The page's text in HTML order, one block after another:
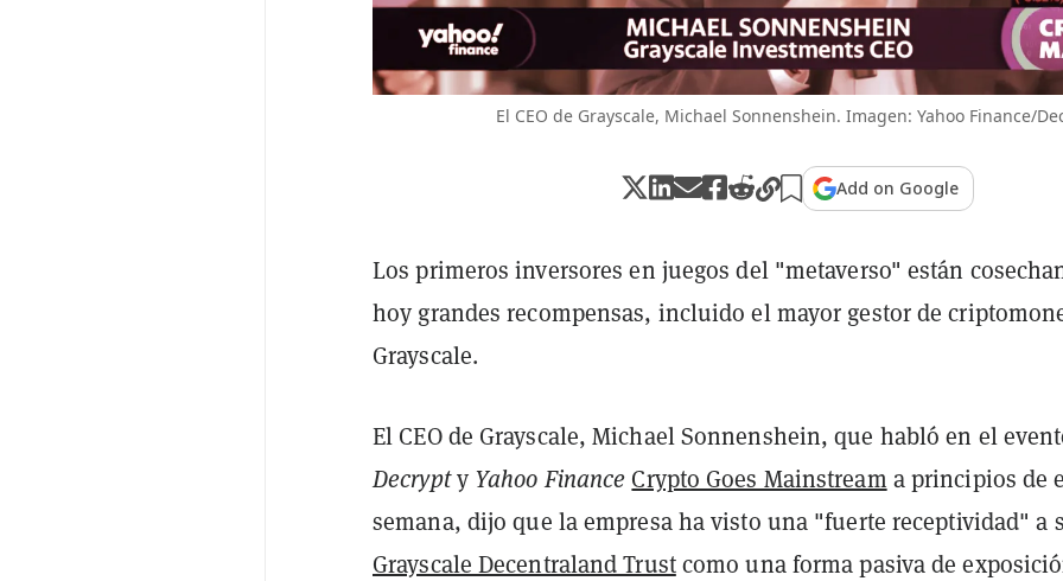
El CEO de Grayscale, Michael Sonnenshein. Imagen: Yahoo Finance/
Add on Google
Los primeros inversores en juegos del "metaverso" están
hoy grandes recompensas, incluido el mayor gestor de
Grayscale.
El CEO de Grayscale, Michael Sonnenshein, que habló en el
Decrypty Yahoo Finance Crypto Goes Mainstream a principios de
semana, dijo que la empresa ha visto una "fuerte receptividad" a
Grayscale Decentraland Trustcomo una forma pasiva de